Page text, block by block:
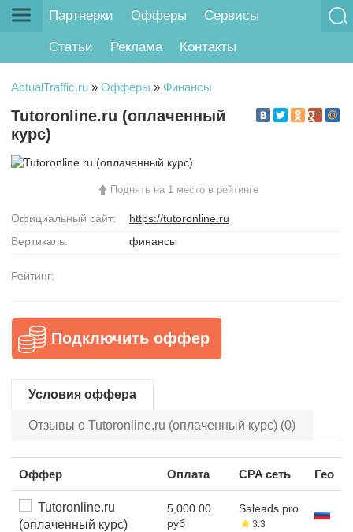
Партнерки Офферы Сервисы
Статьи Реклама Контакты
ActualTraffic.ru » Офферы » Финансы
Tutoronline.ru (оплаченный
курс)
Поднять на 1 место в рейтинге
Официальный сайт:
https://tutoronline.ru
Вертикаль:
финансы
Рейтинг:
Подключить оффер
Условия оффера
Отзывы о Tutoronline.ru (оплаченный курс) (0)
Оффер Оплата CPA сеть Гео
Tutoronline.ru
(оплаченный курс)
5,000.00
руб
Saleads.pro
3.3